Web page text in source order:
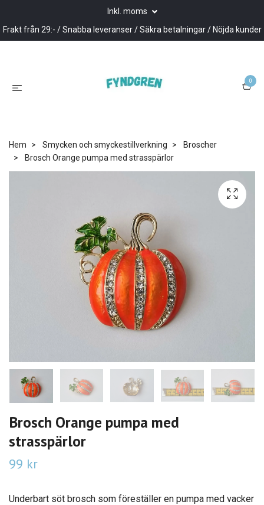
Inkl. moms
Frakt från 29:- / Snabba leveranser / Säkra betalningar / Nöjda kunder
0
Hem Smycken och smyckestillverkning
Broscher
Brosch Orange pumpa med strasspärlor
Brosch Orange pumpa med
strasspärlor
99 kr
Underbart söt brosch som föreställer en pumpa med vacker